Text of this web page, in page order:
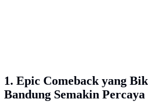
1. Epic Comeback yang
Bandung Semakin